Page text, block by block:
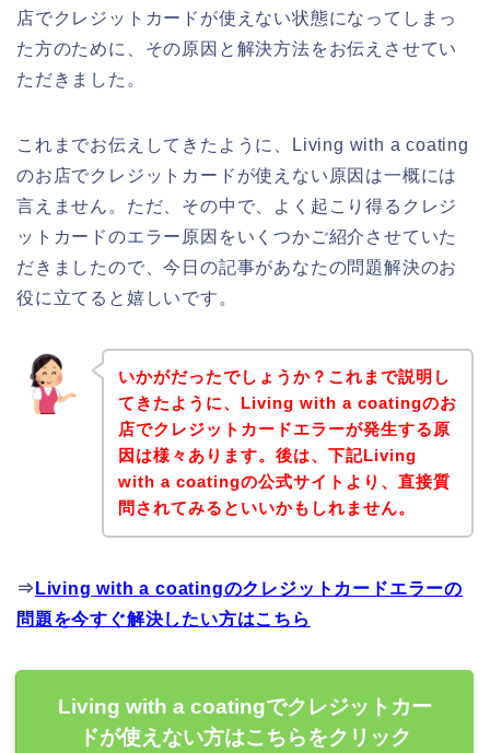
店でクレジットカードが使えない状態になってしまっ
た方のために、その原因と解決方法をお伝えさせてい
ただきました。
これまでお伝えしてきたように、Living with a coating
のお店でクレジットカードが使えない原因は一概には
言えません。ただ、その中で、よく起こり得るクレジ
ットカードのエラー原因をいくつかご紹介させていた
だきましたので、今日の記事があなたの問題解決のお
役に立てると嬉しいです。
いかがだったでしょうか？これまで説明し
てきたように、Living with a coatingのお
店でクレジットカードエラーが発生する原
因は様々あります。後は、下記Living
with a coatingの公式サイトより、直接質
問されてみるといいかもしれません。
⇒ Living with a coatingのクレジットカードエラーの
問題を今すぐ解決したい方はこちら
Living with a coatingでクレジットカー
ドが使えない方はこちらをクリック